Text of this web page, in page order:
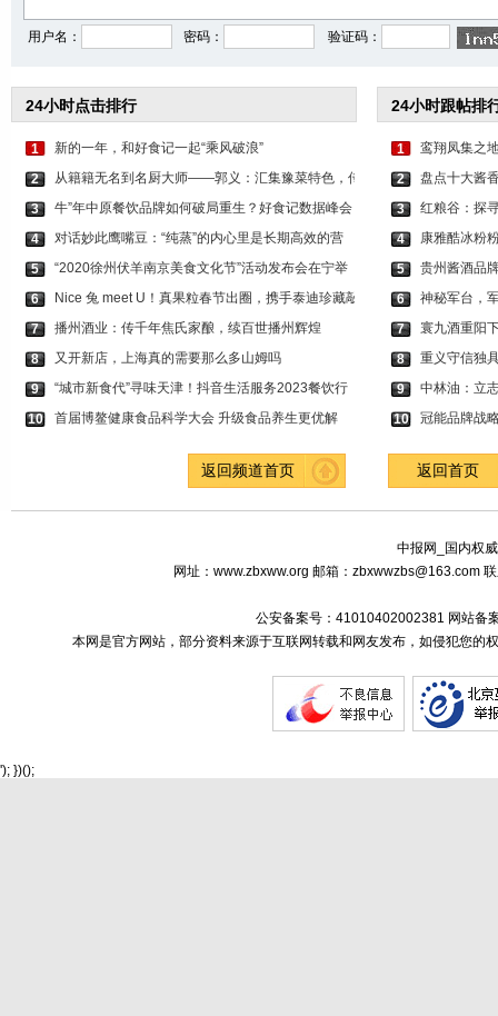
用户名： 密码： 验证码：
24小时点击排行
1
新的一年，和好食记一起“乘风破浪”
2
从籍籍无名到名厨大师——郭义：汇集豫菜特色，传
3
牛”年中原餐饮品牌如何破局重生？好食记数据峰会
4
对话妙此鹰嘴豆：“纯蒸”的内心里是长期高效的营
5
“2020徐州伏羊南京美食文化节”活动发布会在宁举
6
Nice 兔 meet U！真果粒春节出圈，携手泰迪珍藏敲
7
播州酒业：传千年焦氏家酿，续百世播州辉煌
8
又开新店，上海真的需要那么多山姆吗
9
“城市新食代”寻味天津！抖音生活服务2023餐饮行
10
首届博鳌健康食品科学大会 升级食品养生更优解
24小时跟帖排
1
鸾翔凤集之
2
盘点十大酱
3
红粮谷：探
4
康雅酷冰粉
5
贵州酱酒品
6
神秘军台，
7
寰九酒重阳
8
重义守信独
9
中林油：立
10
冠能品牌战
返回频道首页 返回首页
中报网_国内权
网址：www.zbxww.org 邮箱：zbxwwzbs@163.com
公安备案号：41010402002381 网站备
本网是官方网站，部分资料来源于互联网转载和网友发布，如侵犯您的
'); })();